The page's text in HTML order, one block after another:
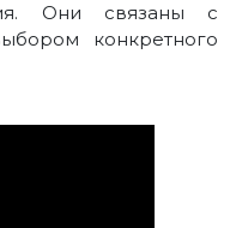
Они связаны с
конкретного